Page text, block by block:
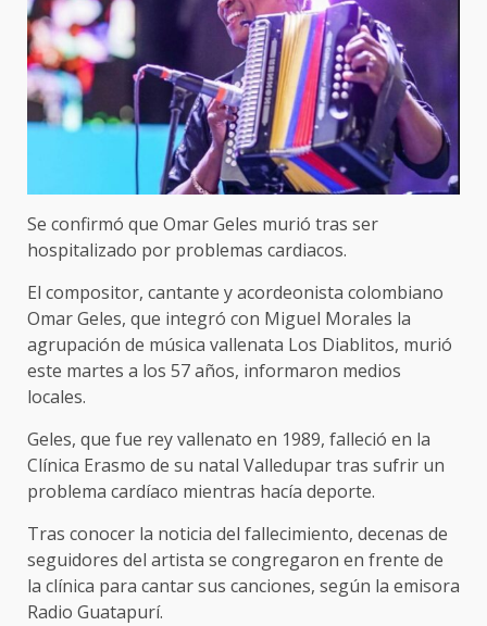
Se confirmó que Omar Geles murió tras ser
hospitalizado por problemas cardiacos.
El compositor, cantante y acordeonista colombiano
Omar Geles, que integró con Miguel Morales la
agrupación de música vallenata Los Diablitos, murió
este martes a los 57 años, informaron medios
locales.
Geles, que fue rey vallenato en 1989, falleció en la
Clínica Erasmo de su natal Valledupar tras sufrir un
problema cardíaco mientras hacía deporte.
Tras conocer la noticia del fallecimiento, decenas de
seguidores del artista se congregaron en frente de
la clínica para cantar sus canciones, según la emisora
Radio Guatapurí.